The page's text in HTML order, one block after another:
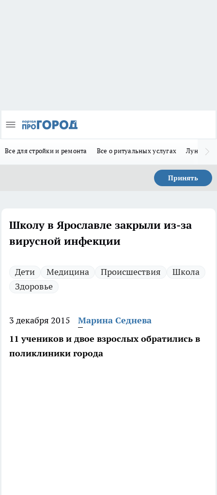
Все для стройки и ремонта Все о ритуальных услугах Лунно-
Принять
Школу в Ярославле закрыли из-за
вирусной инфекции
Дети Медицина Происшествия
Школа
Здоровье
3 декабря 2015
Марина Седнева
11 учеников и двое взрослых обратились в
поликлиники города